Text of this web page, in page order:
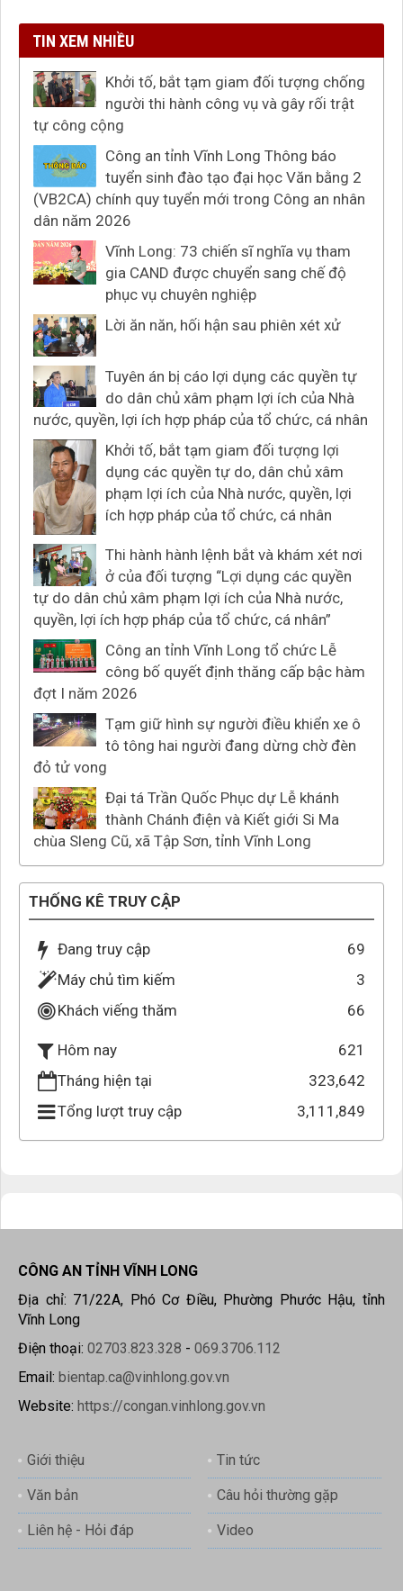
TIN XEM NHIỀU
Khởi tố, bắt tạm giam đối tượng chống
người thi hành công vụ và gây rối trật
tự công cộng
Công an tỉnh Vĩnh Long Thông báo
tuyển sinh đào tạo đại học Văn bằng 2
(VB2CA) chính quy tuyển mới trong Công an nhân
dân năm 2026
Vĩnh Long: 73 chiến sĩ nghĩa vụ tham
gia CAND được chuyển sang chế độ
phục vụ chuyên nghiệp
Lời ăn năn, hối hận sau phiên xét xử
Tuyên án bị cáo lợi dụng các quyền tự
do dân chủ xâm phạm lợi ích của Nhà
nước, quyền, lợi ích hợp pháp của tổ chức, cá nhân
Khởi tố, bắt tạm giam đối tượng lợi
dụng các quyền tự do, dân chủ xâm
phạm lợi ích của Nhà nước, quyền, lợi
ích hợp pháp của tổ chức, cá nhân
Thi hành hành lệnh bắt và khám xét nơi
ở của đối tượng “Lợi dụng các quyền
tự do dân chủ xâm phạm lợi ích của Nhà nước,
quyền, lợi ích hợp pháp của tổ chức, cá nhân”
Công an tỉnh Vĩnh Long tổ chức Lễ
công bố quyết định thăng cấp bậc hàm
đợt I năm 2026
Tạm giữ hình sự người điều khiển xe ô
tô tông hai người đang dừng chờ đèn
đỏ tử vong
Đại tá Trần Quốc Phục dự Lễ khánh
thành Chánh điện và Kiết giới Si Ma
chùa Sleng Cũ, xã Tập Sơn, tỉnh Vĩnh Long
THỐNG KÊ TRUY CẬP
Đang truy cập
69
Máy chủ tìm kiếm
3
Khách viếng thăm
66
Hôm nay
621
Tháng hiện tại
323,642
Tổng lượt truy cập
3,111,849
CÔNG AN TỈNH VĨNH LONG
Địa chỉ: 71/22A, Phó Cơ Điều, Phường Phước Hậu, tỉnh
Vĩnh Long
Điện thoại: 02703.823.328 - 069.3706.112
Email: bientap.ca@vinhlong.gov.vn
Website: https://congan.vinhlong.gov.vn
Giới thiệu Tin tức
Văn bản Câu hỏi thường gặp
Liên hệ - Hỏi đáp Video